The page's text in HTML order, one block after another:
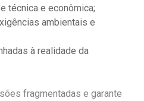
técnica e econômica;
ambientais e
à realidade da
fragmentadas e garante